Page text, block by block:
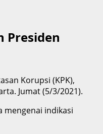
Presiden
Korupsi (KPK),
Jumat (5/3/2021).
mengenai indikasi